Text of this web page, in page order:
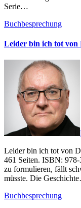
Serie…
Buchbesprechung
Leider bin ich tot von
Leider bin ich tot von Dietmar Dath. suhrkamp taschenbuch 2016.
461 Seiten. ISBN:
zu formulieren, fällt
müsste. Die
Buchbesprechung